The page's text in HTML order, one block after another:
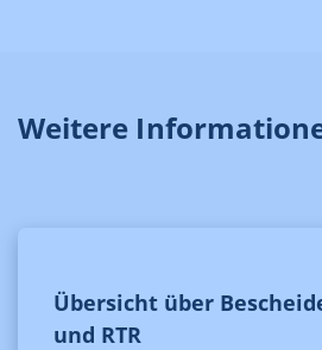
Weitere
Übersicht über
und RTR